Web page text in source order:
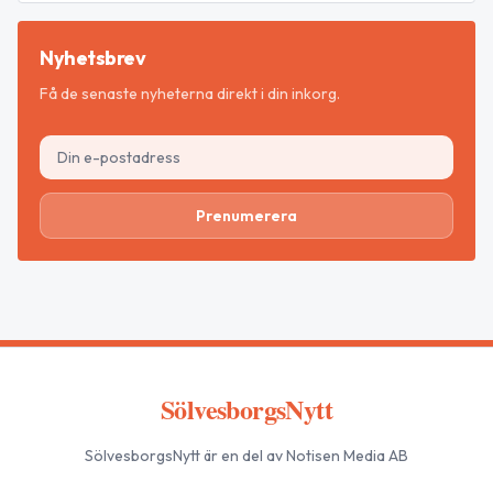
Nyhetsbrev
Få de senaste nyheterna direkt i din inkorg.
Prenumerera
SölvesborgsNytt
SölvesborgsNyttär en del av Notisen Media AB